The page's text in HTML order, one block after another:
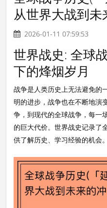
从世界大战到未
2026-01-11 07:59:53
世界战史: 全球
下的烽烟岁月
战争是人类历史上无法避免的
明的进步，战争也在不断地演
争，到现代的全球战争，每一
的巨大代价。世界战史记录了
供了解历史、学习经验的机会。